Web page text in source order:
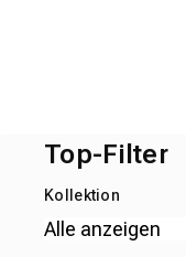
Top-Filter
Kollektion